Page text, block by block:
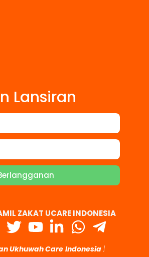
Lansiran
ZAKAT UCARE INDONESIA
Ukhuwah CareIndonesia |